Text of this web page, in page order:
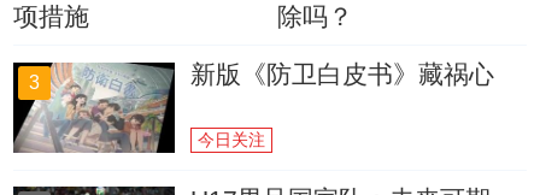
项措施
除吗？
3 新版《防卫白皮书》藏祸心
今日关注